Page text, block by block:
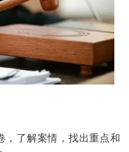
，了解案情，找出重点和